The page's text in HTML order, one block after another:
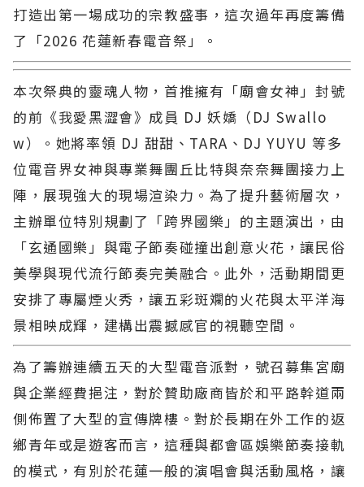
打造出第一場成功的宗教盛事，這次過年再度籌備
了「2026 花蓮新春電音祭」。
本次祭典的靈魂人物，首推擁有「廟會女神」封號
的前《我愛黑澀會》成員 DJ 妖嬌（DJ Swallo
w）。她將率領 DJ 甜甜、TARA、DJ YUYU 等多
位電音界女神與專業舞團丘比特與奈奈舞團接力上
陣，展現強大的現場渲染力。為了提升藝術層次，
主辦單位特別規劃了「跨界國樂」的主題演出，由
「玄通國樂」與電子節奏碰撞出創意火花，讓民俗
美學與現代流行節奏完美融合。此外，活動期間更
安排了專屬煙火秀，讓五彩斑斕的火花與太平洋海
景相映成輝，建構出震撼感官的視聽空間。
為了籌辦連續五天的大型電音派對，號召募集宮廟
與企業經費挹注，對於贊助廠商皆於和平路幹道兩
側佈置了大型的宣傳牌樓。對於長期在外工作的返
鄉青年或是遊客而言，這種與都會區娛樂節奏接軌
的模式，有別於花蓮一般的演唱會與活動風格，讓